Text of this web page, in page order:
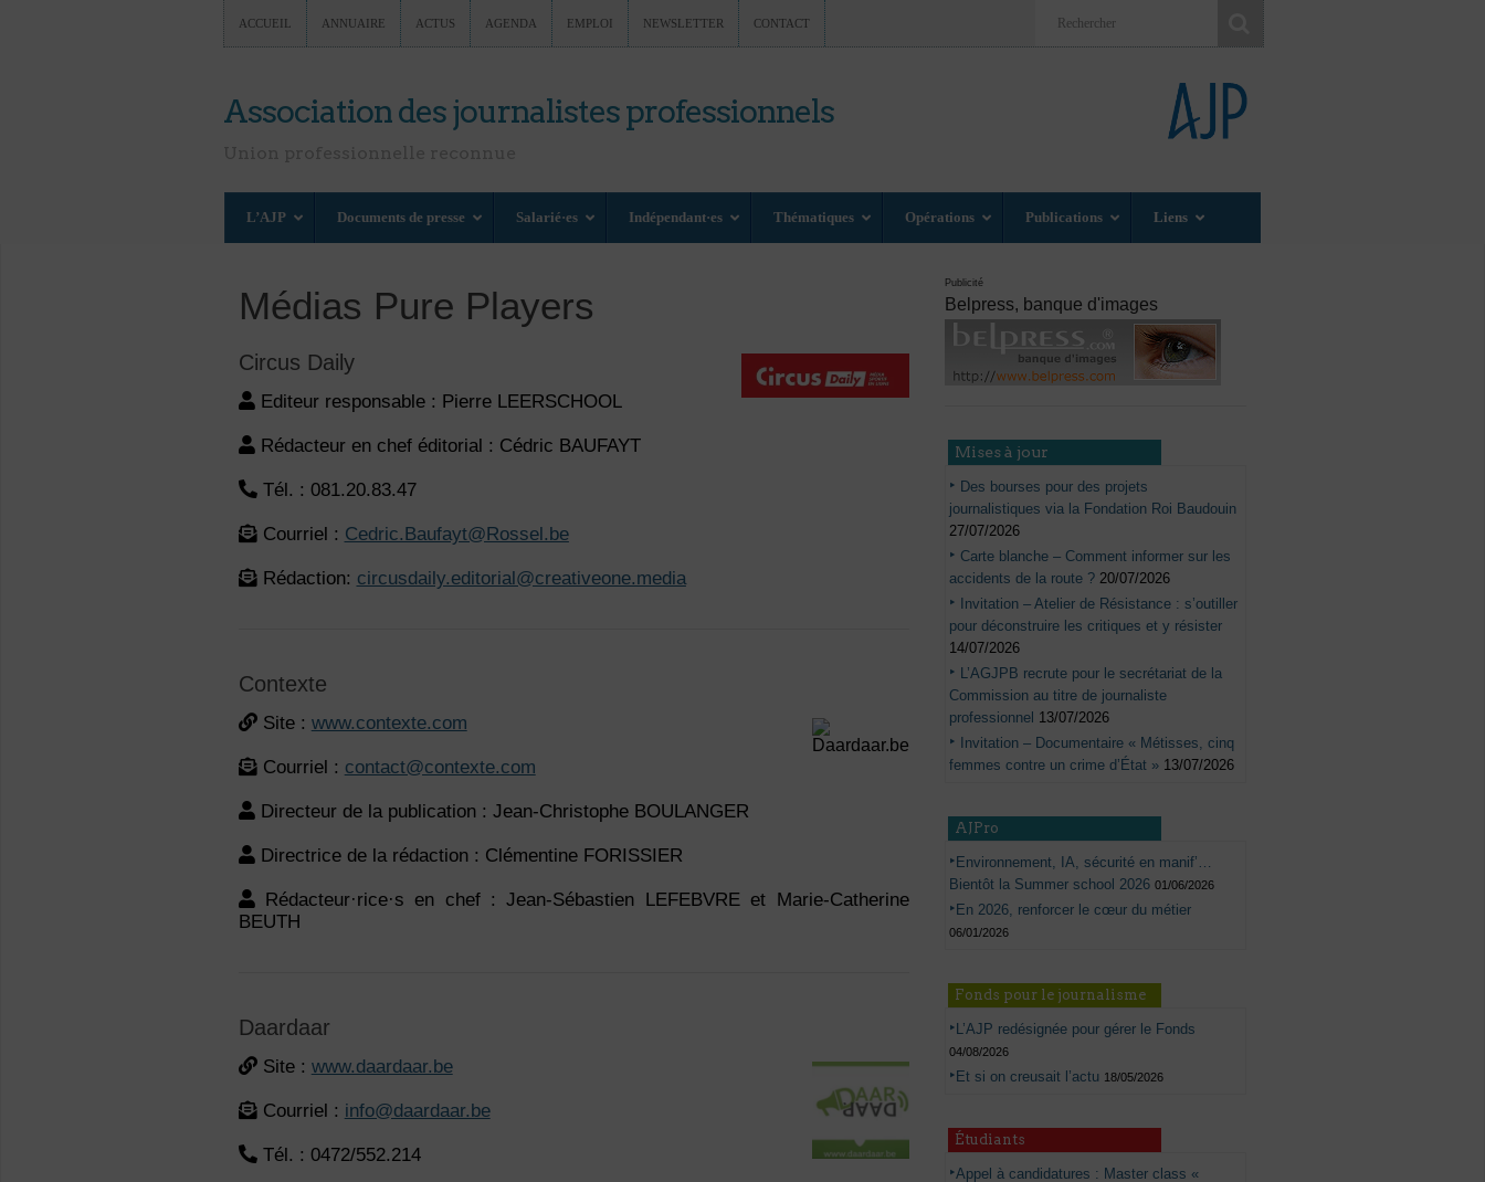
ACCUEIL ANNUAIRE ACTUS AGENDA EMPLOI NEWSLETTER CONTACT
Association des journalistes professionnels
L’AJP Documents de presse Salarié·es Indépendant·es Thématiques Opérations Publications Liens
Médias Pure Players
Circus Daily
Editeur responsable : Pierre LEERSCHOOL
Rédacteur en chef éditorial : Cédric BAUFAYT
Tél. : 081.20.83.47
Courriel : Cedric.Baufayt@Rossel.be
Rédaction: circusdaily.editorial@creativeone.media
Contexte
Site : www.contexte.com
Courriel : contact@contexte.com
Directeur de la publication : Jean-Christophe BOULANGER
Directrice de la rédaction : Clémentine FORISSIER
Rédacteur·rice·s en chef : Jean-Sébastien LEFEBVRE et Marie-Catherine
BEUTH
Daardaar
Site : www.daardaar.be
Courriel : info@daardaar.be
Tél. : 0472/552.214
Publicité
Belpress, banque d'images
Mises à jour
Des bourses pour des projets
journalistiques via la Fondation Roi Baudouin
27/07/2026
Carte blanche – Comment informer sur les
accidents de la route ? 20/07/2026
Invitation – Atelier de Résistance : s’outiller
pour déconstruire les critiques et y résister
14/07/2026
L’AGJPB recrute pour le secrétariat de la
Commission au titre de journaliste
professionnel 13/07/2026
Invitation – Documentaire « Métisses, cinq
femmes contre un crime d’État » 13/07/2026
AJPro
Environnement, IA, sécurité en manif’…
Bientôt la Summer school 2026 01/06/2026
En 2026, renforcer le cœur du métier
06/01/2026
Fonds pour le journalisme
L’AJP redésignée pour gérer le Fonds
04/08/2026
Et si on creusait l’actu 18/05/2026
Étudiants
Appel à candidatures : Master class «